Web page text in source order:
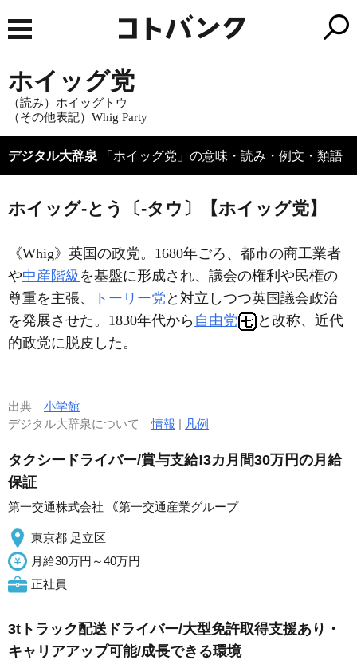
ホイッグ党
（読み）ホイッグトウ
（その他表記）Whig Party
デジタル大辞泉 「ホイッグ党」の意味・読み・例文・類語
ホイッグ‐とう〔‐タウ〕【ホイッグ党】
《Whig》英国の政党。1680年ごろ、都市の商工業者
や中産階級 を基盤に形成され、議会の権利や民権の
尊重を主張、
トーリー党 と対立しつつ英国議会政治
を発展させた。1830年代から 自由党
と改称、近代
的政党に脱皮した。
出典 小学館
デジタル大辞泉について情報 | 凡例
タクシードライバー/賞与支給!3カ月間30万円の月給
保証
第一交通株式会社 ｟第一交通産業グループ
東京都 足立区
月給30万円～40万円
正社員
3tトラック配送ドライバー/大型免許取得支援あり・
キャリアアップ可能/成長できる環境